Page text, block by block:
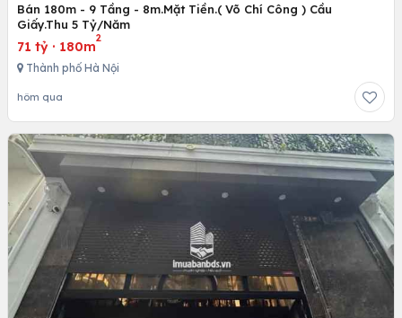
Bán 180m - 9 Tầng - 8m.Mặt Tiền.( Võ Chí Công ) Cầu
Giấy.Thu 5 Tỷ/Năm
71 tỷ · 180m
2
Thành phố Hà Nội
hôm qua